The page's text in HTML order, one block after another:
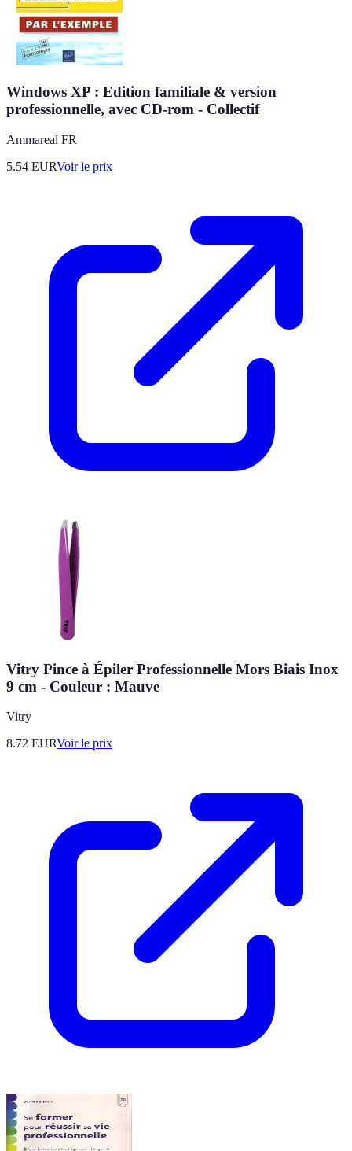
Windows XP : Edition familiale & version
professionnelle, avec CD-rom - Collectif
Ammareal FR
5.54 EURVoir le prix
Vitry Pince à Épiler Professionnelle Mors Biais Inox
9 cm - Couleur : Mauve
Vitry
8.72 EURVoir le prix